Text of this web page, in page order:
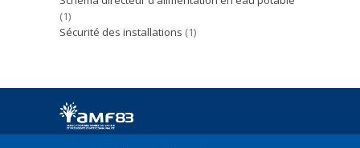
(1)
Sécurité des installations (1)